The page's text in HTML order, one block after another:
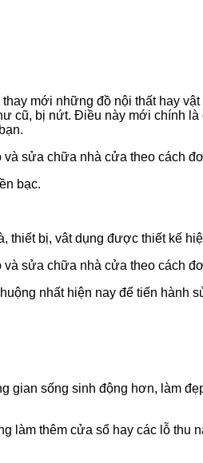
mới những đồ nội thất hay
cũ, bị nứt. Điều này mới chính
bạc.
thiết bị, vât dụng được thiết kế
nhất hiện nay để tiến hành
gian sống sinh động hơn, làm
làm thêm cửa sổ hay các lỗ thu